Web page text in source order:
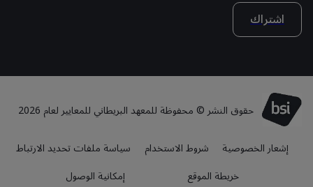
اشتراك
حقوق النشر © محفوظة للمعهد البريطاني للمعايير لعام 2026
إشعار الخصوصية
شروط الاستخدام
سياسة ملفات تحديد الارتباط
خريطة الموقع
إمكانية الوصول